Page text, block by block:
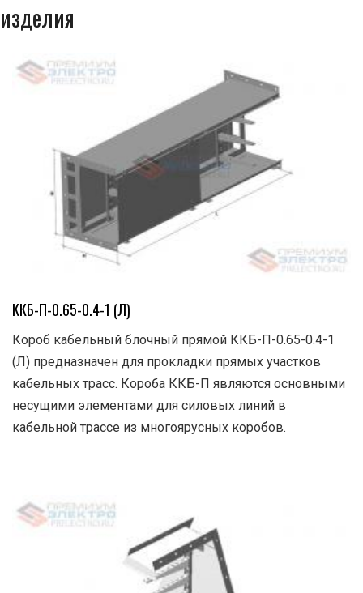
изделия
ККБ-П-0.65-0.4-1 (Л)
Короб кабельный блочный прямой ККБ-П-0.65-0.4-1
(Л) предназначен для прокладки прямых участков
кабельных трасс. Короба ККБ-П являются основными
несущими элементами для силовых линий в
кабельной трассе из многоярусных коробов.